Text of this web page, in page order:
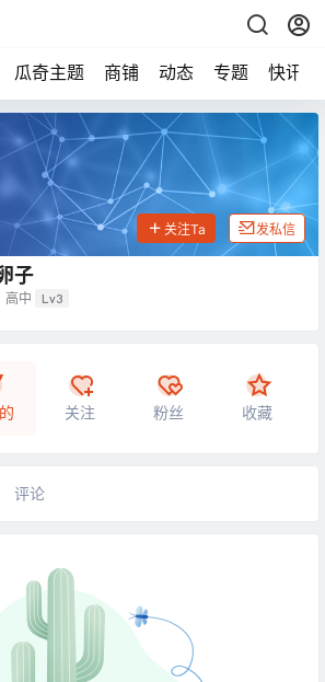
瓜奇主题 商铺 动态 专题 快讯
子
高中 Lv3
关注Ta 发私信
关注 粉丝 收藏
评论